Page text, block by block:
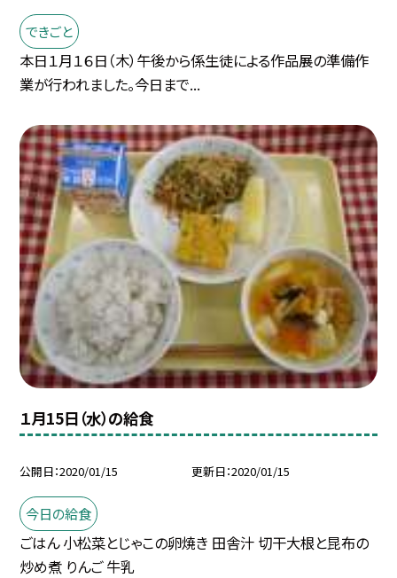
できごと
本日１月１６日（木）午後から係生徒による作品展の準備作
業が行われました。今日まで...
１月15日（水）の給食
公開日 2020/01/15 更新日 2020/01/15
今日の給食
ごはん 小松菜とじゃこの卵焼き 田舎汁 切干大根と昆布の
炒め煮 りんご 牛乳